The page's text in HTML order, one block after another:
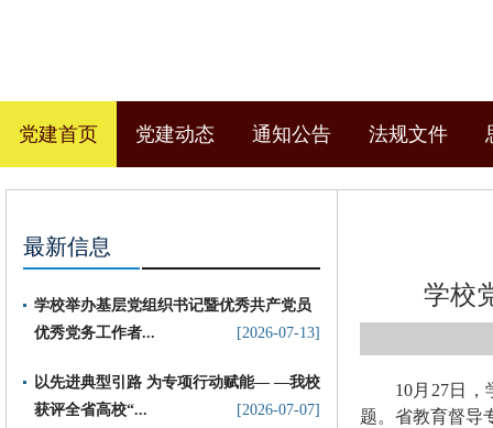
党建首页 党建动态 通知公告 法规文件
最新信息
学校举办基层党组织书记暨优秀共产党员
优秀党务工作者...
[2026-07-13]
以先进典型引路 为专项行动赋能— —我校
获评全省高校“...
[2026-07-07]
学校
10月27日
题。省教育督导